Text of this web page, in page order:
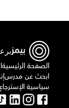
الصفحة الرئيسية
ابحث عن مدرس
سياسية